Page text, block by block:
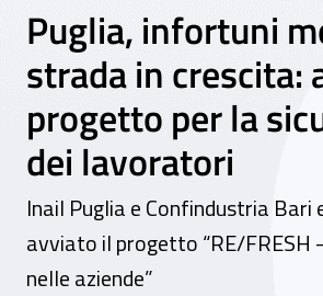
Puglia, infortuni
strada in crescita:
progetto per la
dei lavoratori
Inail Puglia e Confindustria Bari
avviato il progetto “RE/FRESH
nelle aziende”